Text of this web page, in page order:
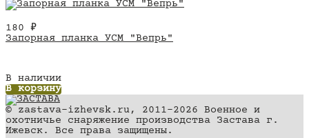
180 ₽
Запорная планка УСМ "Вепрь"
В наличии
В корзину
© zastava-izhevsk.ru, 2011–2026 Военное и
охотничье снаряжение производства Застава г.
Ижевск. Все права защищены.